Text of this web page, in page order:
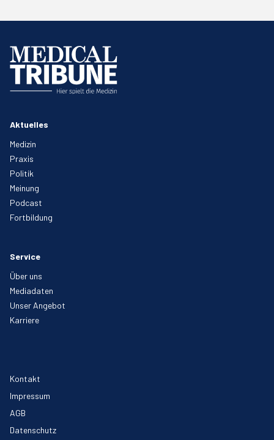
Aktuelles
Medizin
Praxis
Politik
Meinung
Podcast
Fortbildung
Service
Über uns
Mediadaten
Unser Angebot
Karriere
Kontakt
Impressum
AGB
Datenschutz